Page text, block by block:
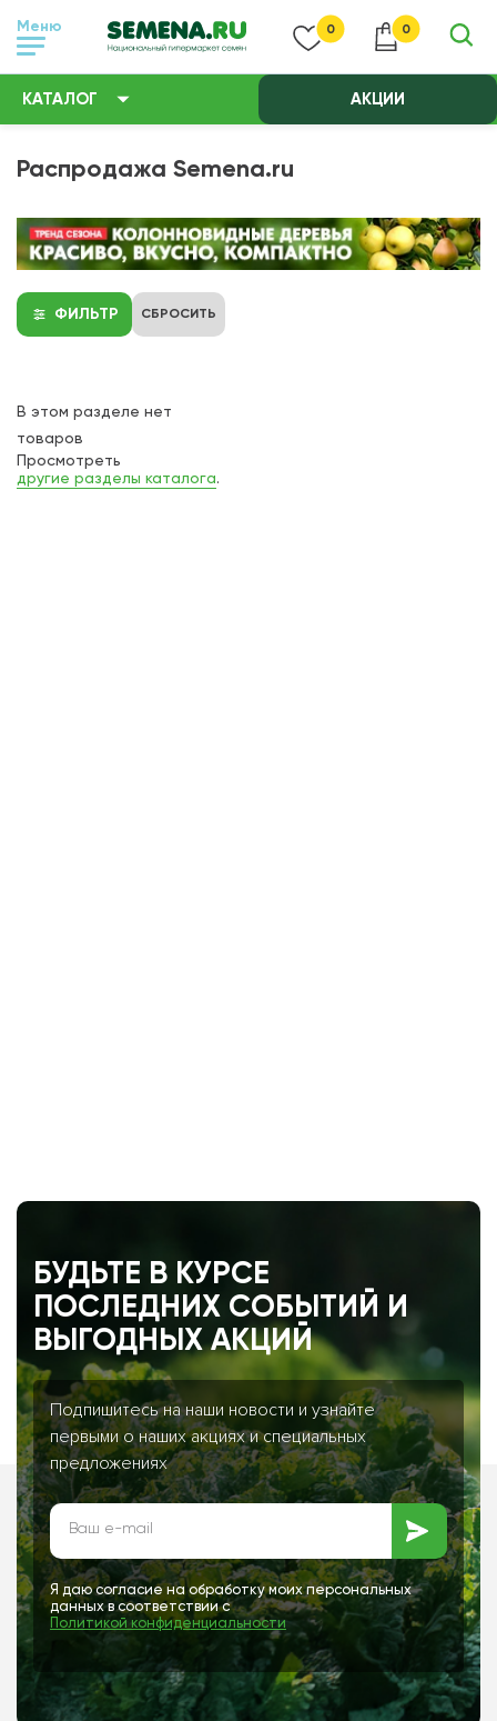
Меню 0 0
КАТАЛОГ АКЦИИ
Распродажа Semena.ru
ФИЛЬТР СБРОСИТЬ
В этом разделе нет
товаров
Просмотреть
другие разделы каталога.
БУДЬТЕ В КУРСЕ
ПОСЛЕДНИХ СОБЫТИЙ И
ВЫГОДНЫХ АКЦИЙ
Подпишитесь на наши новости и узнайте
первыми о наших акциях и специальных
предложениях
Я даю согласие на обработку моих персональных
данных в соответствии с
Политикой конфиденциальности